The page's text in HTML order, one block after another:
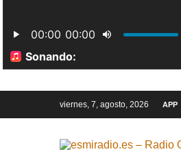
viernes, 7, agosto, 2026 APP